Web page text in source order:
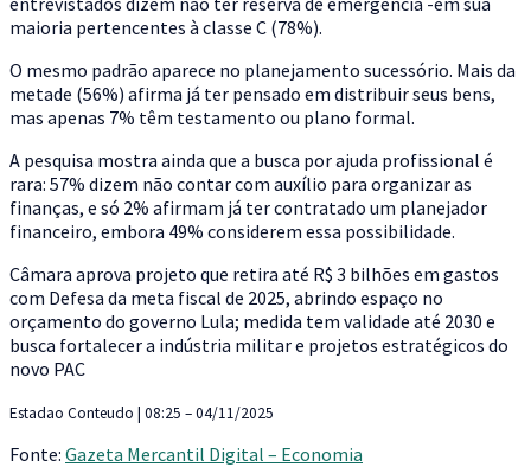
maioria pertencentes à classe C (78%).
O mesmo padrão aparece no planejamento sucessório. Mais da
metade (56%) afirma já ter pensado em distribuir seus bens,
mas apenas 7% têm testamento ou plano formal.
A pesquisa mostra ainda que a busca por ajuda profissional é
rara: 57% dizem não contar com auxílio para organizar as
finanças, e só 2% afirmam já ter contratado um planejador
financeiro, embora 49% considerem essa possibilidade.
Câmara aprova projeto que retira até R$ 3 bilhões em gastos
com Defesa da meta fiscal de 2025, abrindo espaço no
orçamento do governo Lula; medida tem validade até 2030 e
busca fortalecer a indústria militar e projetos estratégicos do
novo PAC
Estadao Conteudo | 08:25 – 04/11/2025
Fonte: Gazeta Mercantil Digital – Economia